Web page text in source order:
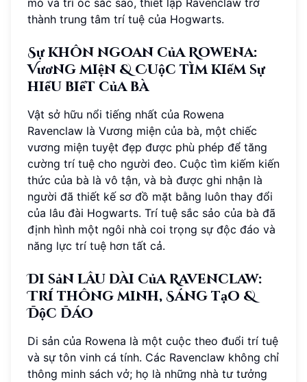
mò và trí óc sắc sảo, thiết lập Ravenclaw trở
thành trung tâm trí tuệ của Hogwarts.
Sự khôn ngoan của Rowena:
Vương miện & Cuộc tìm kiếm sự
hiểu biết của bà
Vật sở hữu nổi tiếng nhất của Rowena
Ravenclaw là Vương miện của bà, một chiếc
vương miện tuyệt đẹp được phù phép để tăng
cường trí tuệ cho người đeo. Cuộc tìm kiếm kiến
thức của bà là vô tận, và bà được ghi nhận là
người đã thiết kế sơ đồ mặt bằng luôn thay đổi
của lâu đài Hogwarts. Trí tuệ sắc sảo của bà đã
định hình một ngôi nhà coi trọng sự độc đáo và
năng lực trí tuệ hơn tất cả.
Di sản lâu dài của Ravenclaw:
Trí thông minh, Sáng tạo &
Độc đáo
Di sản của Rowena là một cuộc theo đuổi trí tuệ
và sự tôn vinh cá tính. Các Ravenclaw không chỉ
thông minh sách vở; họ là những nhà tư tưởng